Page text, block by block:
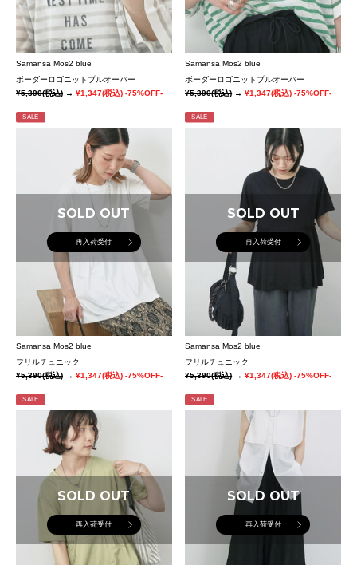
Samansa Mos2 blue
ボーダーロゴニットプルオーバー
¥5,390(税込) → ¥1,347(税込) -75%OFF-
Samansa Mos2 blue
ボーダーロゴニットプルオーバー
¥5,390(税込)→¥1,347(税込) -75%OFF-
SALE
SOLD OUT
再入荷受付
Samansa Mos2 blue
フリルチュニック
¥5,390(税込) → ¥1,347(税込) -75%OFF-
SALE
SOLD OUT
再入荷受付
Samansa Mos2 blue
フリルチュニック
¥5,390(税込)→¥1,347(税込) -75%OFF-
SALE
SOLD OUT
再入荷受付
SALE
SOLD OUT
再入荷受付